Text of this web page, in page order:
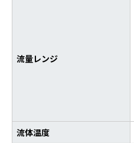
流量レンジ
流体温度